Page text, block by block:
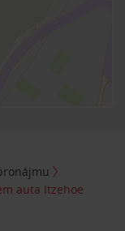
auta Itzehoe